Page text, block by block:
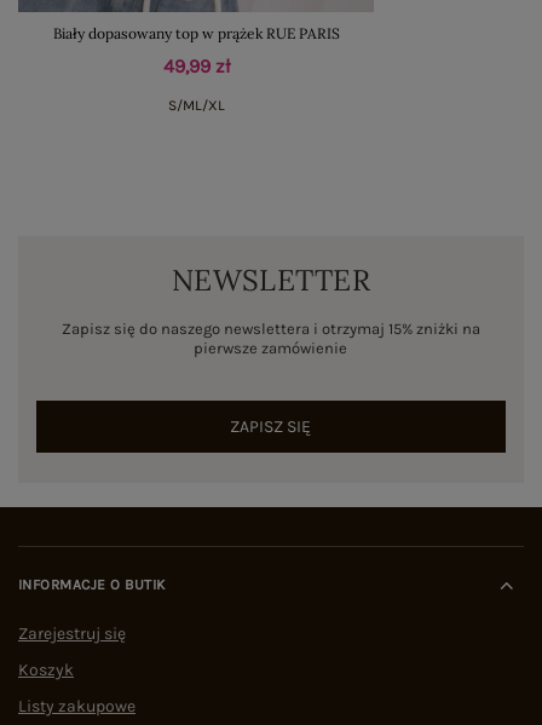
Biały dopasowany top w prążek RUE PARIS
49,99 zł
S/ML/XL
NEWSLETTER
Zapisz się do naszego newslettera i otrzymaj 15% zniżki na
pierwsze zamówienie
ZAPISZ SIĘ
INFORMACJE O BUTIK
Zarejestruj się
Koszyk
Listy zakupowe